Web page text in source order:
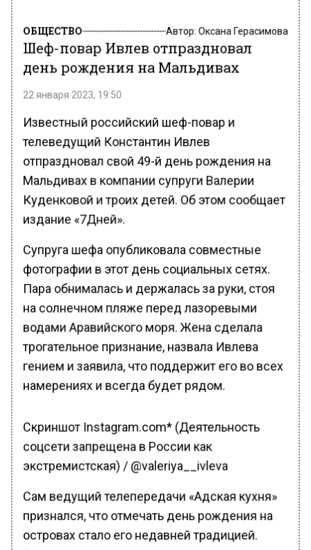
ОБЩЕСТВО Автор: Оксана Герасимова
Шеф-повар Ивлев отпраздновал
день рождения на Мальдивах
22 января 2023, 19:50
Известный российский шеф-повар и
телеведущий Константин Ивлев
отпраздновал свой 49-й день рождения на
Мальдивах в компании супруги Валерии
Куденковой и троих детей. Об этом сообщает
издание «7Дней».
Супруга шефа опубликовала совместные
фотографии в этот день социальных сетях.
Пара обнималась и держалась за руки, стоя
на солнечном пляже перед лазоревыми
водами Аравийского моря. Жена сделала
трогательное признание, назвала Ивлева
гением и заявила, что поддержит его во всех
намерениях и всегда будет рядом.
Скриншот Instagram.com* (Деятельность
соцсети запрещена в России как
экстремистская) / @valeriya__ivleva
Сам ведущий телепередачи «Адская кухня»
признался, что отмечать день рождения на
островах стало его недавней традицией.